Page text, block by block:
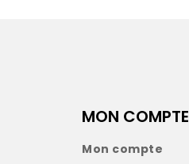
MON COMPTE
Mon compte